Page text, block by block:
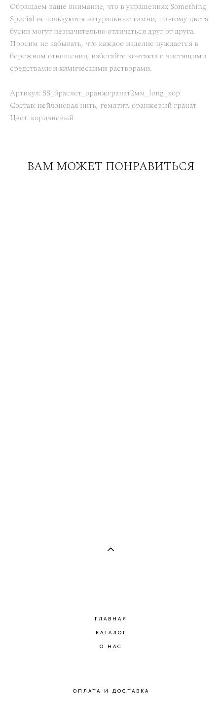
Обращаем ваше внимание, что в украшениях Something
Special используются натуральные камни, поэтому цвета
бусин могут незначительно отличаться друг от друга.
Просим не забывать, что каждое изделие нуждается в
бережном отношении, избегайте контакта с чистящими
средствами и химическими растворами.
Артикул: SS_браслет_оранжгранат2мм_long_кор
Состав: нейлоновая нить, гематит, оранжевый гранат
Цвет: коричневый
ВАМ МОЖЕТ ПОНРАВИТЬСЯ
ГЛАВНАЯ
КАТАЛОГ
О НАС
ОПЛАТА И ДОСТАВКА